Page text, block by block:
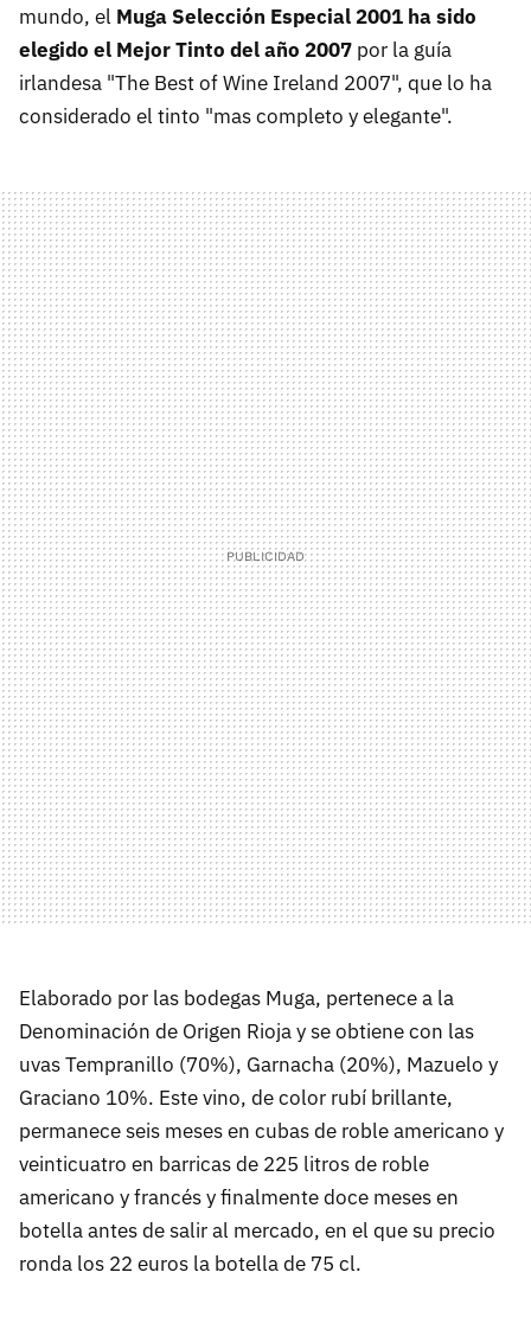
mundo, el Muga Selección Especial 2001 ha sido
elegido el Mejor Tinto del año 2007 por la guía
irlandesa "The Best of Wine Ireland 2007", que lo ha
considerado el tinto "mas completo y elegante".
Elaborado por las bodegas Muga, pertenece a la
Denominación de Origen Rioja y se obtiene con las
uvas Tempranillo (70%), Garnacha (20%), Mazuelo y
Graciano 10%. Este vino, de color rubí brillante,
permanece seis meses en cubas de roble americano y
veinticuatro en barricas de 225 litros de roble
americano y francés y finalmente doce meses en
botella antes de salir al mercado, en el que su precio
ronda los 22 euros la botella de 75 cl.